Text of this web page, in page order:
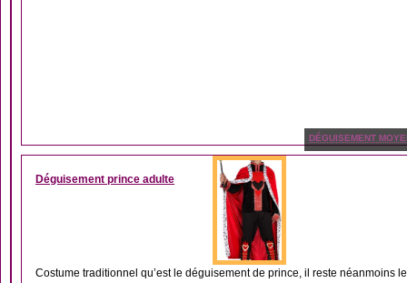
DÉGUISEMENT
Déguisement prince adulte
Costume traditionnel qu’est le déguisement de prince, il reste néanmoins